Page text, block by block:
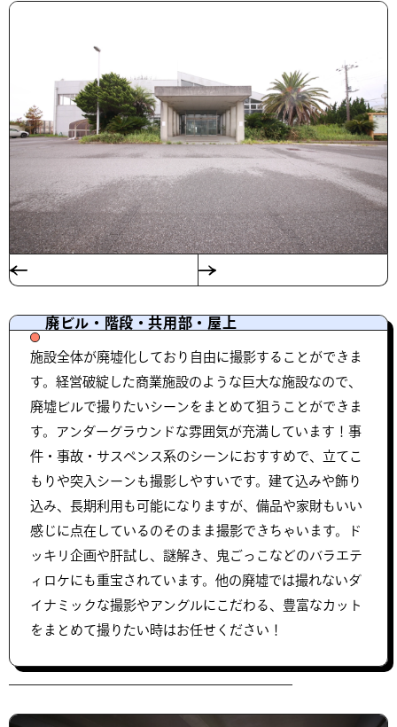
廃ビル・階段・共用部・屋上
施設全体が廃墟化しており自由に撮影することができま
す。経営破綻した商業施設のような巨大な施設なので、
廃墟ビルで撮りたいシーンをまとめて狙うことができま
す。アンダーグラウンドな雰囲気が充満しています！事
件・事故・サスペンス系のシーンにおすすめで、立てこ
もりや突入シーンも撮影しやすいです。建て込みや飾り
込み、長期利用も可能になりますが、備品や家財もいい
感じに点在しているのそのまま撮影できちゃいます。ド
ッキリ企画や肝試し、謎解き、鬼ごっこなどのバラエテ
ィロケにも重宝されています。他の廃墟では撮れないダ
イナミックな撮影やアングルにこだわる、豊富なカット
をまとめて撮りたい時はお任せください！